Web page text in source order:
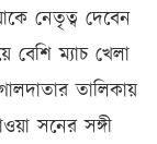
নেতৃত্ব দেবেন
বেশি ম্যাচ খেলা
তালিকায়
সনের সঙ্গী